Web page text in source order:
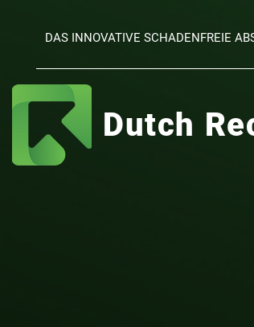
DAS INNOVATIVE SCHADENFREIE
Dutch